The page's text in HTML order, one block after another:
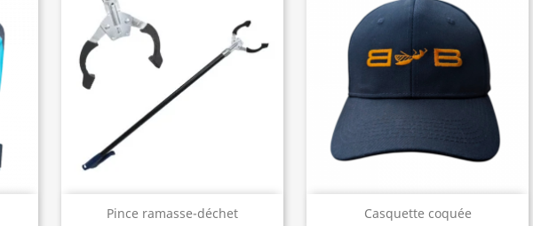
Pince ramasse-déchet
Aperçu rapide Casquette coquée
Aperçu rapide